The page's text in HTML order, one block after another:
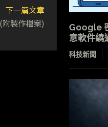
下一篇文章
製作檔案)
Google
意軟件繞
科技新聞